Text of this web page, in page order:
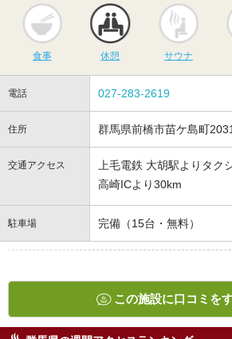
食事 休憩
サウナ
サウナ
電話 027-283-2619
住所 群馬県前橋市苗ケ島町2031
交通アクセス
上毛電鉄 大胡駅よりタク
高崎ICより30km
駐車場 完備（15台・無料）
この施設に口コミを